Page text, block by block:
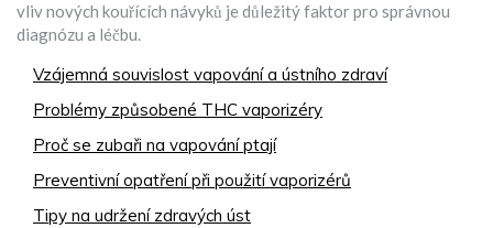
vliv nových kouřících návyků je důležitý faktor pro správnou
diagnózu a léčbu.
Vzájemná souvislost vapování a ústního zdraví
Problémy způsobené THC vaporizéry
Proč se zubaři na vapování ptají
Preventivní opatření při použití vaporizérů
Tipy na udržení zdravých úst